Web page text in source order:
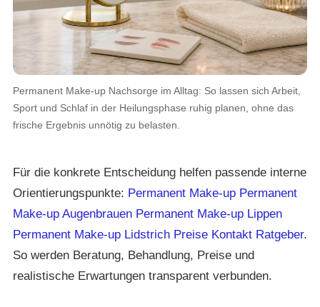
Permanent Make-up Nachsorge im Alltag: So lassen sich Arbeit,
Sport und Schlaf in der Heilungsphase ruhig planen, ohne das
frische Ergebnis unnötig zu belasten.
Für die konkrete Entscheidung helfen passende interne
Orientierungspunkte: Permanent Make-up Permanent
Make-up Augenbrauen Permanent Make-up Lippen
Permanent Make-up Lidstrich Preise Kontakt Ratgeber.
So werden Beratung, Behandlung, Preise und
realistische Erwartungen transparent verbunden.